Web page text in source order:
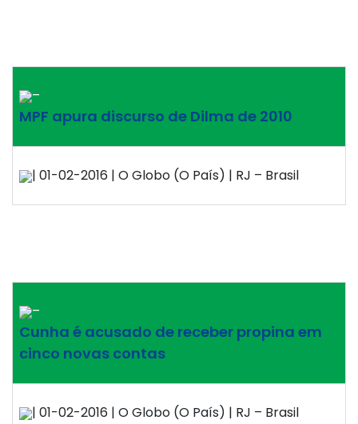
–
MPF apura discurso de Dilma de 2010
| 01-02-2016 | O Globo (O País) | RJ – Brasil
–
Cunha é acusado de receber propina em
cinco novas contas
| 01-02-2016 | O Globo (O País) | RJ – Brasil